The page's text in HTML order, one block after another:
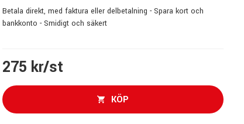
Betala direkt, med faktura eller delbetalning - Spara kort och
bankkonto - Smidigt och säkert
275 kr/st
KÖP